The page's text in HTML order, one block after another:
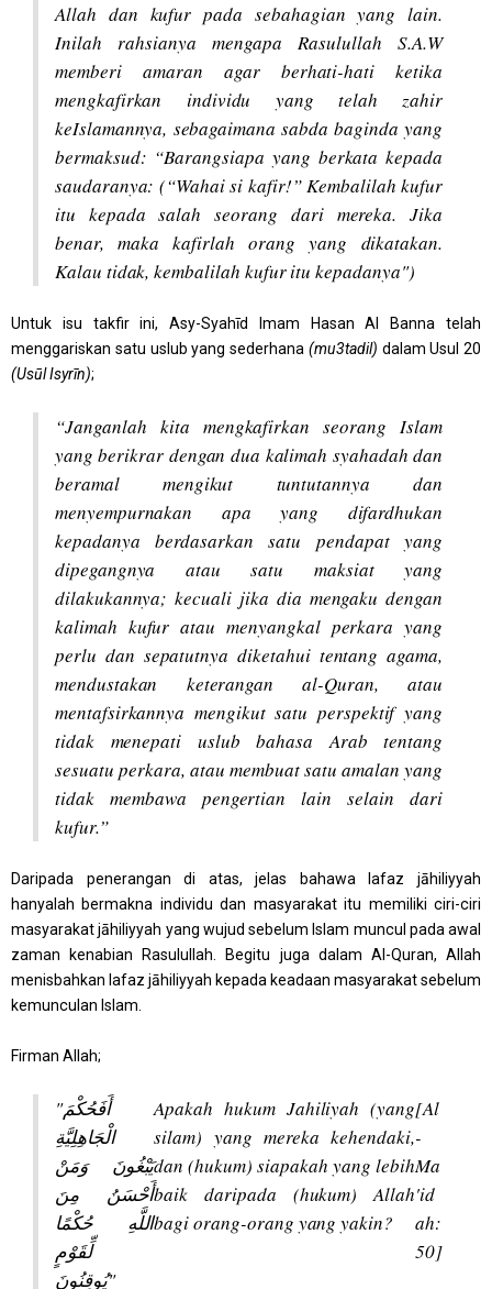
Allah dan kufur pada sebahagian yang lain.
Inilah rahsianya mengapa Rasulullah S.A.W
memberi amaran agar berhati-hati ketika
mengkafirkan individu yang telah zahir
keIslamannya, sebagaimana sabda baginda yang
bermaksud: “Barangsiapa yang berkata kepada
saudaranya: (“Wahai si kafir!” Kembalilah kufur
itu kepada salah seorang dari mereka. Jika
benar, maka kafirlah orang yang dikatakan.
Kalau tidak, kembalilah kufur itu kepadanya")
Untuk isu takfir ini, Asy-Syahīd Imam Hasan Al Banna telah
menggariskan satu uslub yang sederhana (mu3tadil) dalam Usul 20
(Usūl Isyrīn);
“Janganlah kita mengkafirkan seorang Islam
yang berikrar dengan dua kalimah syahadah dan
beramal mengikut tuntutannya dan
menyempurnakan apa yang difardhukan
kepadanya berdasarkan satu pendapat yang
dipegangnya atau satu maksiat yang
dilakukannya; kecuali jika dia mengaku dengan
kalimah kufur atau menyangkal perkara yang
perlu dan sepatutnya diketahui tentang agama,
mendustakan keterangan al-Quran, atau
mentafsirkannya mengikut satu perspektif yang
tidak menepati uslub bahasa Arab tentang
sesuatu perkara, atau membuat satu amalan yang
tidak membawa pengertian lain selain dari
kufur.”
Daripada penerangan di atas, jelas bahawa lafaz jāhiliyyah
hanyalah bermakna individu dan masyarakat itu memiliki ciri-ciri
masyarakat jāhiliyyah yang wujud sebelum Islam muncul pada awal
zaman kenabian Rasulullah. Begitu juga dalam Al-Quran, Allah
menisbahkan lafaz jāhiliyyah kepada keadaan masyarakat sebelum
kemunculan Islam.
Firman Allah;
"أَفَحُكْمَ
الْجَاهِلِيَّةِ
يَبْغُونَ وَمَنْ
أَحْسَنُ مِنَ
اللَّهِ حُكْمًا
لِّقَوْمٍ
يُوقِنُونَ"
Apakah hukum Jahiliyah (yang
silam) yang mereka kehendaki,
dan (hukum) siapakah yang lebih
baik daripada (hukum) Allah
bagi orang-orang yang yakin?
[Al
-
Ma
'id
ah:
50]